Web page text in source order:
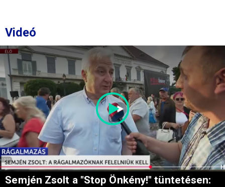
Videó
Semjén Zsolt a "Stop Önkény!" tüntetésen: